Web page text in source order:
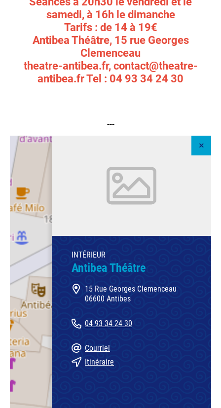
samedi, à 16h le dimanche
Tarifs : de 14 à 19€
Antibea Théâtre, 15 rue Georges
Clemenceau
theatre-antibea.fr, contact@theatre-
antibea.fr Tel : 04 93 34 24 30
---
+
INTÉRIEUR
Antibea Théâtre
15 Rue Georges Clemenceau
06600 Antibes
04 93 34 24 30
Courriel
Itinéraire